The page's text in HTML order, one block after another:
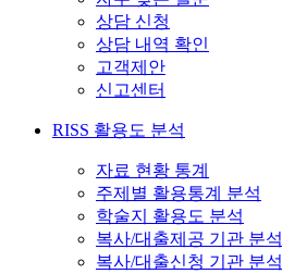
상담 신청
상담 내역 확인
고객제안
신고센터
RISS 활용도 분석
자료 현황 통계
주제별 활용통계 분석
학술지 활용도 분석
복사/대출제공 기관 분석
복사/대출신청 기관 분석